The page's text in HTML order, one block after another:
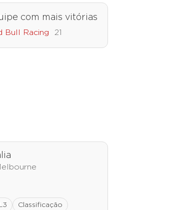
com mais vitórias
Bull Racing 21
Classificação